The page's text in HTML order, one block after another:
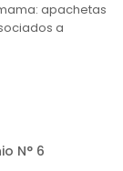
apachetas
a
N° 6